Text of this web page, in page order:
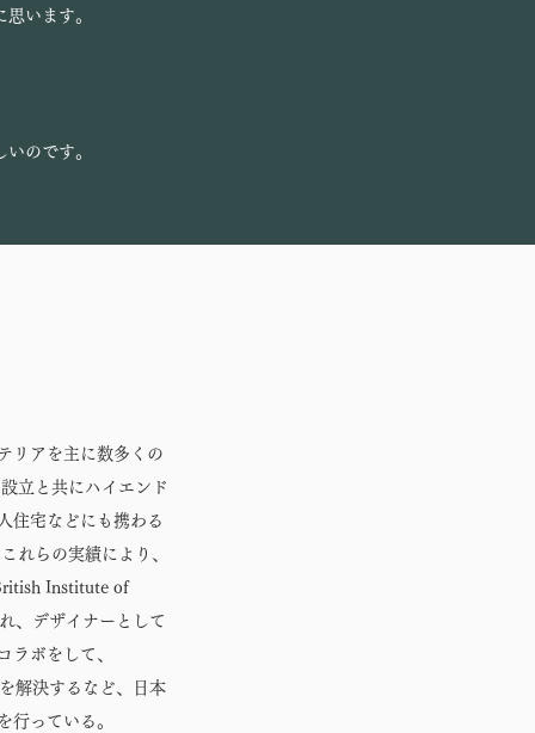
います。
のです。
リアを主に数多くの
立と共にハイエンド
住宅などにも携わる
れらの実績により、
Institute of
、デザイナーとして
ラボをして、
解決するなど、日本
行っている。